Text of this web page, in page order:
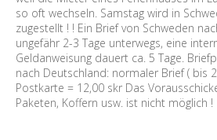
so oft wechseln. Samstag wird in
zugestellt ! ! Ein Brief von Schweden
ungefähr 2-3 Tage unterwegs, eine
Geldanweisung dauert ca. 5 Tage.
nach Deutschland: normaler Brief ( bis
Postkarte = 12,00 skr Das
Paketen, Koffern usw. ist nicht möglich !